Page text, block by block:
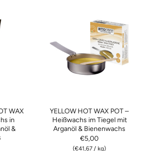
WAX
in
&
YELLOW HOT WAX POT –
Heißwachs im Tiegel mit
Arganöl & Bienenwachs
€5,00
(€41,67 / kg)